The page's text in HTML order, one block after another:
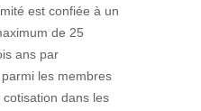
est confiée à un
de 25
ans par
parmi les membres
dans les